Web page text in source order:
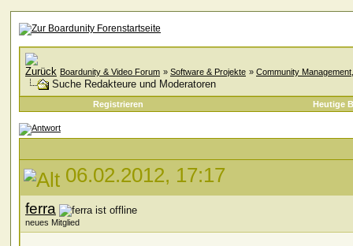
Boardunity & Video Forum » Software & Projekte » Community
Suche Redakteure und Moderatoren
Registrieren Heutige
06.02.2012, 17:17
ferra
neues Mitglied